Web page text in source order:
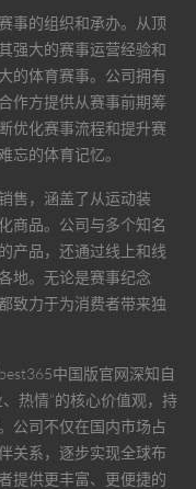
事的组织和承办。从顶
强大的赛事运营经验和
的体育赛事。公司拥有
作方提供从赛事前期筹
优化赛事流程和提升赛
忘的体育记忆。
售，涵盖了从运动装
商品。公司与多个知名
产品，还通过线上和线
地。无论是赛事纪念
致力于为消费者带来独
best365中国版官网深知自
热情”的核心价值观，持
公司不仅在国内市场占
关系，逐步实现全球布
提供更丰富、更便捷的